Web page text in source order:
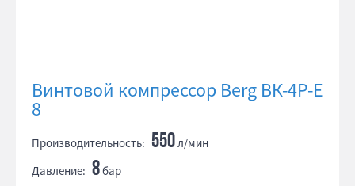
Винтовой компрессор Berg ВК-4Р-Е
8
Производительность: 550л/мин
Давление: 8бар